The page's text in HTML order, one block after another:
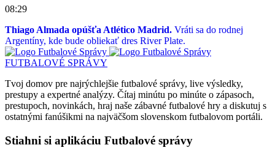
08:29
Thiago Almada opúšťa Atlético Madrid. Vráti sa do rodnej
Argentíny, kde bude obliekať dres River Plate.
FUTBALOVÉ SPRÁVY
Tvoj domov pre najrýchlejšie futbalové správy, live výsledky,
prestupy a expertné analýzy. Čítaj minútu po minúte o zápasoch,
prestupoch, novinkách, hraj naše zábavné futbalové hry a diskutuj s
ostatnými fanúšikmi na najväčšom slovenskom futbalovom portáli.
Stiahni si aplikáciu Futbalové správy